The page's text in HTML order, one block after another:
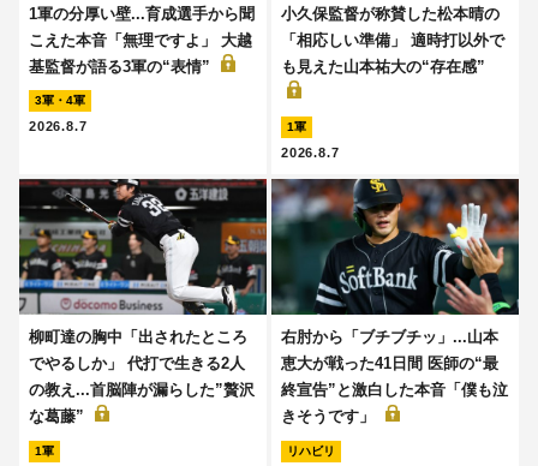
1軍の分厚い壁...育成選手から聞
こえた本音「無理ですよ」 大越
基監督が語る3軍の“表情”
3軍・4軍
2026.8.7
小久保監督が称賛した松本晴の
「相応しい準備」 適時打以外で
も見えた山本祐大の“存在感”
1軍
2026.8.7
柳町達の胸中「出されたところ
でやるしか」 代打で生きる2人
の教え...首脳陣が漏らした”贅沢
な葛藤”
1軍
右肘から「ブチブチッ」...山本
恵大が戦った41日間 医師の“最
終宣告”と激白した本音「僕も泣
きそうです」
リハビリ